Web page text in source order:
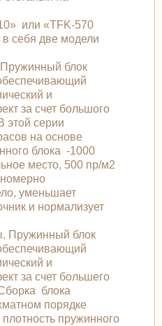
или «TFK-570
себя две модели
Пружинный блок
и
за счет большого
этой серии
на основе
блока -1000
место, 500 пр/м2
уменьшает
и нормализует
Пружинный блок
и
за счет большего
блока
порядке
пружинного